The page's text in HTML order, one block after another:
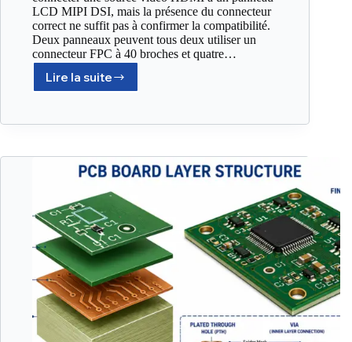
LCD MIPI DSI, mais la présence du connecteur
correct ne suffit pas à confirmer la compatibilité.
Deux panneaux peuvent tous deux utiliser un
connecteur FPC à 40 broches et quatre…
Lire la suite